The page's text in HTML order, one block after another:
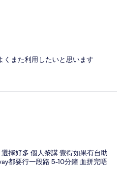
くまた利用したいと思います
擇好多 個人黎講 覺得如果有自助
都要行一段路 5-10分鐘 血拼完唔